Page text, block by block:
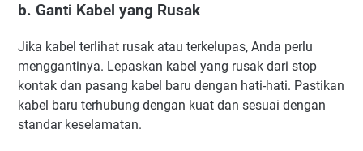
b. Ganti Kabel yang Rusak
Jika kabel terlihat rusak atau terkelupas, Anda perlu
menggantinya. Lepaskan kabel yang rusak dari stop
kontak dan pasang kabel baru dengan hati-hati. Pastikan
kabel baru terhubung dengan kuat dan sesuai dengan
standar keselamatan.